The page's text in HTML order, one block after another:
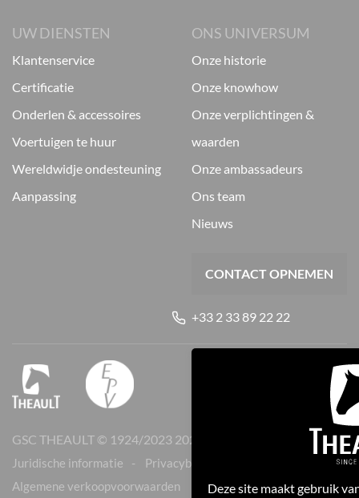
UW DIENSTEN
klantenservice
certificatie
onderlen & accessoires
voertuigen te huur
wereldwidje ondesteuning
aanpassing
ONS UNIVERSUM
onze historie
onze knowhow
onze verplichtingen &
waarden
onze ambassadeurs
ons team
nieuws
CONTACT OPNEMEN
+33 2 33 89 22 22
GSC THEAULT © 1924/2023 2026
Juridische informatie Privacybeleid
Algemene verkoopvoorwaarden
Deze site maakt gebruik